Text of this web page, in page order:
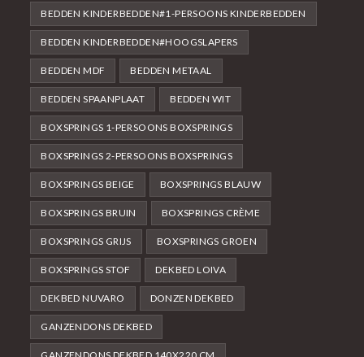
BEDDEN KINDERBEDDEN#1-PERSOONS KINDERBEDDEN
BEDDEN KINDERBEDDEN#HOOGSLAPERS
BEDDEN MDF BEDDEN METAAL
BEDDEN SPAANPLAAT BEDDEN WIT
BOXSPRINGS 1-PERSOONS BOXSPRINGS
BOXSPRINGS 2-PERSOONS BOXSPRINGS
BOXSPRINGS BEIGE BOXSPRINGS BLAUW
BOXSPRINGS BRUIN BOXSPRINGS CRÈME
BOXSPRINGS GRIJS BOXSPRINGS GROEN
BOXSPRINGS STOF DEKBED LOIVA
DEKBED NUVARO DONZEN DEKBED
GANZENDONS DEKBED